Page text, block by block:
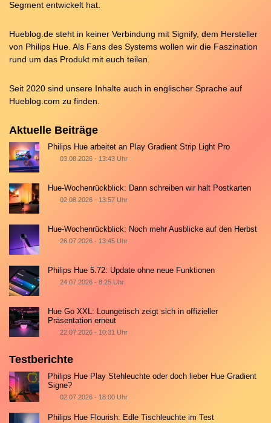
Segment entwickelt hat.
Hueblog.de steht in keiner Verbindung mit Signify, dem Hersteller
von Philips Hue. Als Fans des Systems wollen wir die Faszination
rund um das Produkt mit euch teilen.
Seit 2020 sind unsere Inhalte auch in englischer Sprache auf
Hueblog.com zu finden.
Aktuelle Beiträge
Philips Hue arbeitet an Play Gradient Strip Light Pro
03.08.2026 - 13:43 Uhr
Hue-Wochenrückblick: Dann schreiben wir halt Postkarten
02.08.2026 - 13:57 Uhr
Hue-Wochenrückblick: Noch mehr Ausblicke auf den Herbst
26.07.2026 - 13:45 Uhr
Philips Hue 5.72: Update ohne neue Funktionen
24.07.2026 - 8:25 Uhr
Hue Go XXL: Loungetisch zeigt sich in offizieller
Präsentation erneut
22.07.2026 - 10:31 Uhr
Testberichte
Philips Hue Play Stehleuchte oder doch lieber Hue Gradient
Signe?
02.07.2026 - 18:00 Uhr
Philips Hue Flourish: Edle Tischleuchte im Test